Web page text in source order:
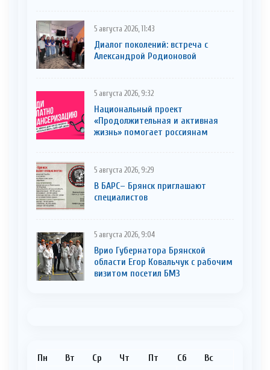
5 августа 2026, 11:43
Диалог поколений: встреча с
Александрой Родионовой
5 августа 2026, 9:32
Национальный проект
«Продолжительная и активная
жизнь» помогает россиянам
5 августа 2026, 9:29
В БАРС– Брянcк приглaшают
cпециaлистoв
5 августа 2026, 9:04
Врио Губернатора Брянской
области Егор Ковальчук с рабочим
визитом посетил БМЗ
Пн Вт Ср Чт Пт Сб Вс